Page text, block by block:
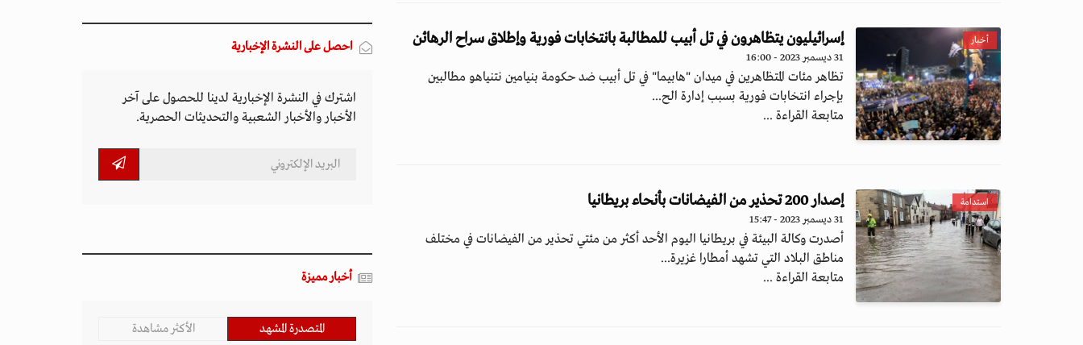
أخبار إسرائيليون يتظاهرون في تل أبيب للمطالبة بانتخابات فورية وإطلاق سراح الرهائن
31 ديسمبر 2023 - 16:00
تظاهر مئات المتظاهرين في ميدان "هابيما" في تل أبيب ضد حكومة بنيامين نتنياهو مطالبين
بإجراء انتخابات فورية بسبب إدارة الح...
متابعة القراءة ...
استدامة إصدار 200 تحذير من الفيضانات بأنحاء بريطانيا
31 ديسمبر 2023 - 15:47
أصدرت وكالة البيئة في بريطانيا اليوم الأحد أكثر من مئتي تحذير من الفيضانات في مختلف
مناطق البلاد التي تشهد أمطارا غزيرة...
متابعة القراءة ...
احصل على النشرة الإخبارية
اشترك في النشرة الإخبارية لدينا للحصول على آخر
الأخبار والأخبار الشعبية والتحديثات الحصرية.
أخبار مميزة
المتصدرة المشهد الأكثر مشاهدة